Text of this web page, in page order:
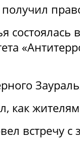
получил
состоялась
как
встречу